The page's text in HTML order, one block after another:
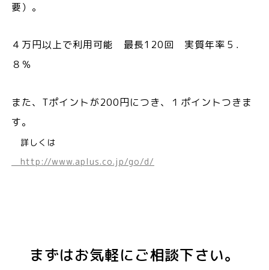
要）。
４万円以上で利用可能 最長120回 実質年率５．
８％
また、Tポイントが200円につき、１ポイントつきま
す。
詳しくは
http://www.aplus.co.jp/go/d/
まずはお気軽にご相談下さい。